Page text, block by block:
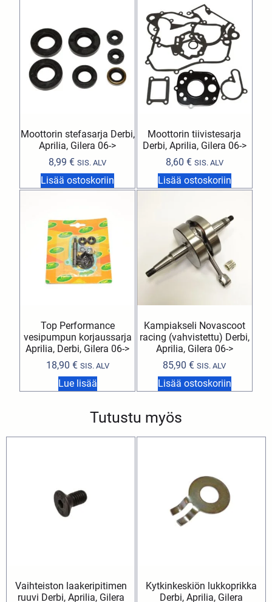
Moottorin stefasarja Derbi,
Aprilia, Gilera 06->
8,99€ SIS. ALV
Lisää ostoskoriin
Moottorin tiivistesarja
Derbi, Aprilia, Gilera 06->
8,60 € SIS. ALV
Lisää ostoskoriin
Top Performance
vesipumpun korjaussarja
Aprilia, Derbi, Gilera 06->
18,90 € SIS. ALV
Lue lisää
Kampiakseli Novascoot
racing (vahvistettu) Derbi,
Aprilia, Gilera 06->
85,90€ SIS. ALV
Lisää ostoskoriin
Tutustu myös
Vaihteiston laakeripitimen
ruuvi Derbi, Aprilia, Gilera
Kytkinkeskiön lukkoprikka
Derbi, Aprilia, Gilera